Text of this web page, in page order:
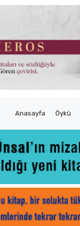
Anasayfa Öykü